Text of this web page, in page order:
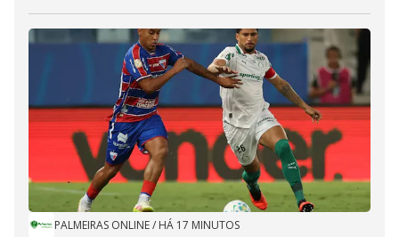
PALMEIRAS ONLINE/ HÁ 17 MINUTOS